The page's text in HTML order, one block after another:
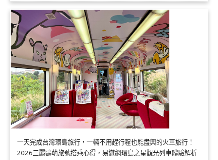
一天完成台灣環島旅行，一輛不用趕行程也能盡興的火車旅行！
2026三麗鷗萌旅號搭乘心得，易遊網環島之星觀光列車體驗解析